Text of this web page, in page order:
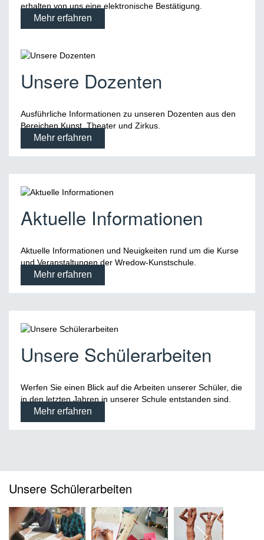
erhalten von uns eine elektronische Bestätigung.
Mehr erfahren
Unsere Dozenten
Ausführliche Informationen zu unseren Dozenten aus den
Bereichen Kunst, Theater und Zirkus.
Mehr erfahren
Aktuelle Informationen
Aktuelle Informationen und Neuigkeiten rund um die Kurse
und Veranstaltungen der Wredow-Kunstschule.
Mehr erfahren
Unsere Schülerarbeiten
Werfen Sie einen Blick auf die Arbeiten unserer Schüler, die
in den letzten Jahren in unserer Schule entstanden sind.
Mehr erfahren
Unsere Schülerarbeiten